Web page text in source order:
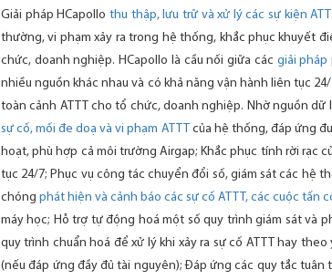
Giải pháp HCapollo thu thập, lưu trữ và xử lý các sự kiện
thường, vi phạm xảy ra trong hệ thống, khắc phục khuyết
chức, doanh nghiệp. HCapollo là cầu nối giữa các giải pháp
nhiều nguồn khác nhau và có khả năng vận hành liên tục
toàn cảnh ATTT cho tổ chức, doanh nghiệp. Nhờ nguồn dữ
sự cố, mối đe doạ và vi phạm ATTT của hệ thống, đáp ứng
hoạt, phù hợp cả môi trường Airgap; Khắc phục tính rời rạc
tục 24/7; Phục vụ công tác chuyển đổi số, giám sát các hệ
chóngphát hiện và cảnh báo các sự cố ATTT, các cuộc tấn
máy học; Hỗ trợ tự động hoá một số quy trình giám sát và
quy trình chuẩn hoá để xử lý khi xảy ra sự cố ATTT hay
(nếu đáp ứng đầy đủ tài nguyên); Đáp ứng các quy tắc